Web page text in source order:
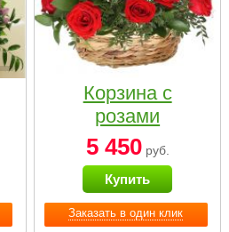
Заказать в один клик
Корзина с
розами
«Красный
Париж»
5 450руб.
Купить